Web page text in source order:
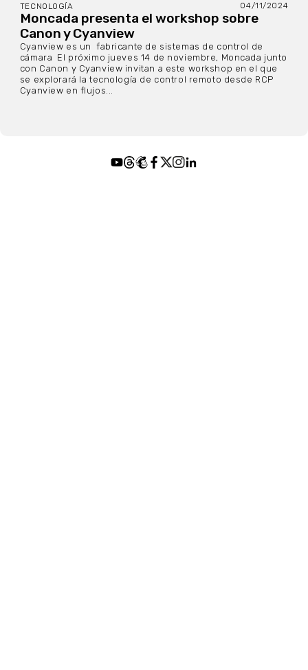
TECNOLOGÍA 04/11/2024
Moncada presenta el workshop sobre
Canon y Cyanview
Cyanview es un fabricante de sistemas de control de
cámara El próximo jueves 14 de noviembre, Moncada junto
con Canon y Cyanview invitan a este workshop en el que
se explorará la tecnología de control remoto desde RCP
Cyanview en flujos...